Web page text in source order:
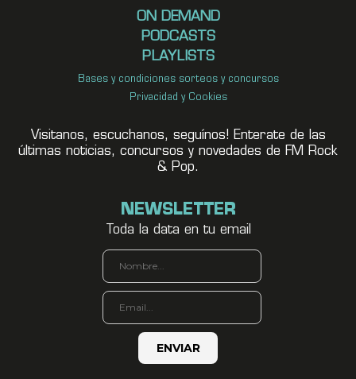
ON DEMAND
PODCASTS
PLAYLISTS
Bases y condiciones sorteos y concursos
Privacidad y Cookies
Visitanos, escuchanos, seguínos! Enterate de las
últimas noticias, concursos y novedades de FM Rock
& Pop.
NEWSLETTER
Toda la data en tu email